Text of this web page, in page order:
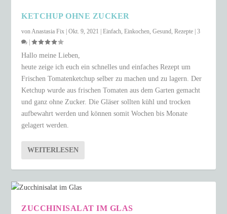
KETCHUP OHNE ZUCKER
vonAnastasia Fix |Okt. 9, 2021 |Einfach,Einkochen,Gesund,Rezepte |3
|
Hallo meine Lieben,
heute zeige ich euch ein schnelles und einfaches Rezept um
Frischen Tomatenketchup selber zu machen und zu lagern. Der
Ketchup wurde aus frischen Tomaten aus dem Garten gemacht
und ganz ohne Zucker. Die Gläser sollten kühl und trocken
aufbewahrt werden und können somit Wochen bis Monate
gelagert werden.
WEITERLESEN
ZUCCHINISALAT IM GLAS